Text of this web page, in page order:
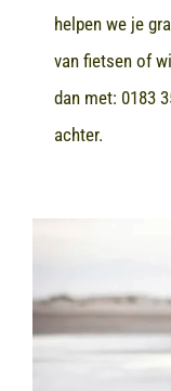
helpen we je
van fietsen of
dan met: 0183
achter.